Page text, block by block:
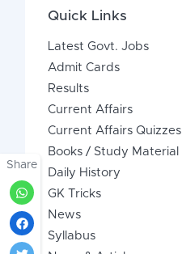
Share
Quick Links
Latest Govt. Jobs
Admit Cards
Results
Current Affairs
Current Affairs Quizzes
Books / Study Material
Daily History
GK Tricks
News
Syllabus